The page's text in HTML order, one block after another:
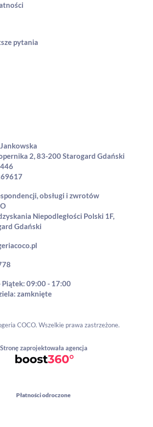
pytania
2, 83-200 Starogard Gdański
obsługi i zwrotów
Niepodległości Polski 1F,
Gdański
Piątek: 09:00 - 17:00
zamknięte
COCO. Wszelkie prawa zastrzeżone.
Stronę zaprojektowała agencja
Płatności odroczone